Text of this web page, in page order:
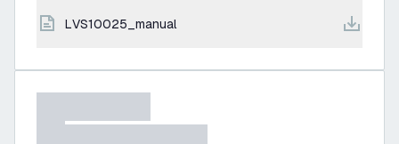
LVS10025_manual